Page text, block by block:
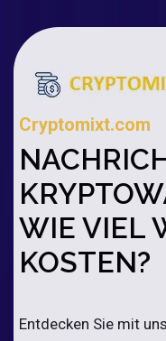
Cryptomixt.com
WIE VIEL
KOSTEN?
Entdecken Sie mit